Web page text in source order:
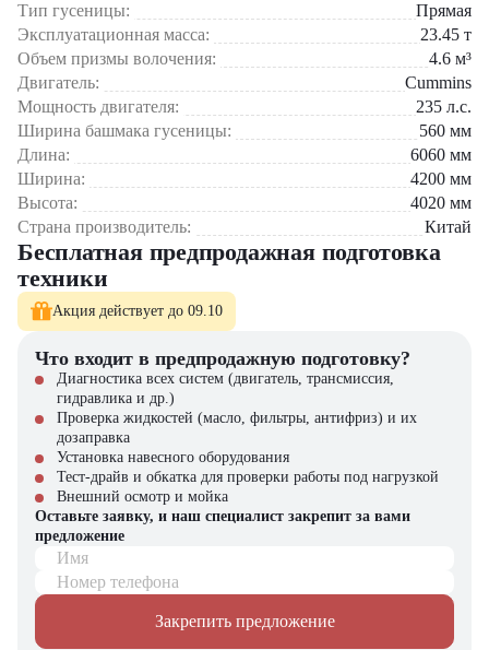
Эффективность
производительность
ускоряет выполнение
земляных работ
Устойчивость
благодаря высокой массе
стабильность даже при
больших нагрузках
Комфорт
кабина с улучшенной
эргономикой обеспечивает
удобство и безопасность
Бульдозер Lovol FD220 применяется в дорожном строительстве,
горнодобывающей отрасли и сельском хозяйстве. Он идеально
подходит для перемещения грунта, планировки рельефа,
рекультивации земель и работы в тяжелых условиях.
Почему стоит выбрать Lovol FD220?
Бульдозер Lovol FD220 – это сочетание высокой мощности,
надежности и выгодной стоимости эксплуатации. Он подойдет
компаниям, которым необходим универсальный и
производительный бульдозер для решения самых разнообразных
задач. Благодаря современной конструкции и качественным
компонентам техника обеспечивает эффективность и
долговечность.
Бульдозер Lovol FD220 можно купить в компании "ЦТО". Мы
Тип гусеницы:
Прямая
Эксплуатационная масса:
23.45 т
Объем призмы волочения:
4.6 м³
Двигатель:
Cummins
Мощность двигателя:
235 л.с.
Ширина башмака гусеницы:
560 мм
Длина:
6060 мм
Ширина:
4200 мм
Высота:
4020 мм
Страна производитель:
Китай
Бесплатная предпродажная подготовка
техники
Акция действует до 09.10
Что входит в предпродажную подготовку?
Диагностика всех систем (двигатель, трансмиссия,
гидравлика и др.)
Проверка жидкостей (масло, фильтры, антифриз) и их
дозаправка
Установка навесного оборудования
Тест-драйв и обкатка для проверки работы под нагрузкой
Внешний осмотр и мойка
Оставьте заявку, и наш специалист закрепит за вами
предложение
Имя
Номер телефона
Закрепить предложение